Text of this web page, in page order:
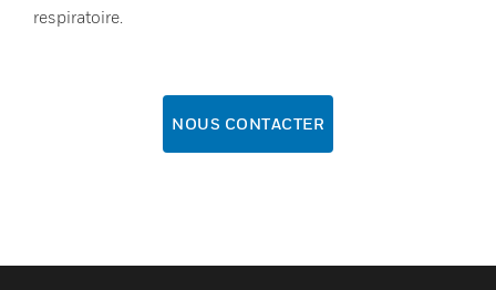
respiratoire.
NOUS CONTACTER